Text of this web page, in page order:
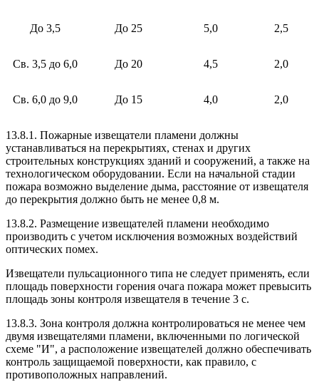
До 3,5 До 25 5,0 2,5
Св. 3,5 до 6,0 До 20 4,5 2,0
Св. 6,0 до 9,0 До 15 4,0 2,0
13.8.1. Пожарные извещатели пламени должны
устанавливаться на перекрытиях, стенах и других
строительных конструкциях зданий и сооружений, а также на
технологическом оборудовании. Если на начальной стадии
пожара возможно выделение дыма, расстояние от извещателя
до перекрытия должно быть не менее 0,8 м.
13.8.2. Размещение извещателей пламени необходимо
производить с учетом исключения возможных воздействий
оптических помех.
Извещатели пульсационного типа не следует применять, если
площадь поверхности горения очага пожара может превысить
площадь зоны контроля извещателя в течение 3 с.
13.8.3. Зона контроля должна контролироваться не менее чем
двумя извещателями пламени, включенными по логической
схеме "И", а расположение извещателей должно обеспечивать
контроль защищаемой поверхности, как правило, с
противоположных направлений.